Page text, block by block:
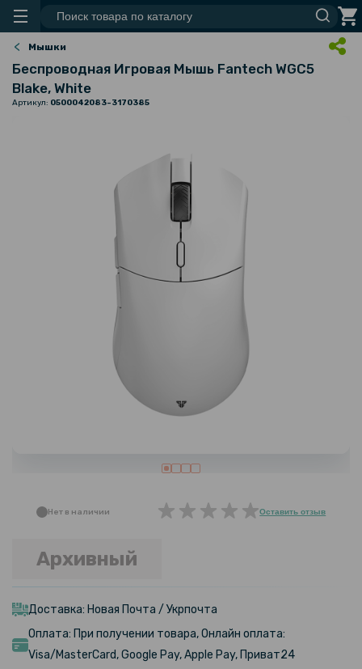
Мышки
Беспроводная Игровая Мышь Fantech WGC5
Blake, White
Артикул: 0500042083-3170385
Нет в наличии Оставить отзыв
Архивный
Доставка: Новая Почта / Укрпочта
Оплата: При получении товара, Онлайн оплата:
Visa/MasterCard, Google Pay, Apple Pay, Приват24